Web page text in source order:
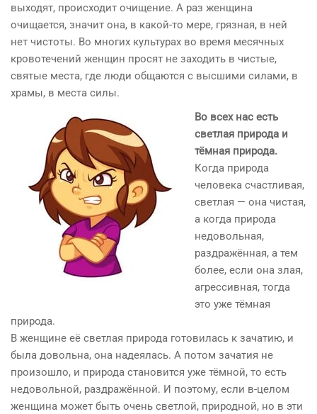
выходят, происходит очищение. А раз женщина
очищается, значит она, в какой-то мере, грязная, в ней
нет чистоты. Во многих культурах во время месячных
кровотечений женщин просят не заходить в чистые,
святые места, где люди общаются с высшими силами, в
храмы, в места силы.
Во всех нас есть
светлая природа и
тёмная природа.
Когда природа
человека счастливая,
светлая — она чистая,
а когда природа
недовольная,
раздражённая, а тем
более, если она злая,
агрессивная, тогда
это уже тёмная
природа.
В женщине её светлая природа готовилась к зачатию, и
была довольна, она надеялась. А потом зачатия не
произошло, и природа становится уже тёмной, то есть
недовольной, раздражённой. И поэтому, если в-целом
женщина может быть очень светлой, природной, но в эти